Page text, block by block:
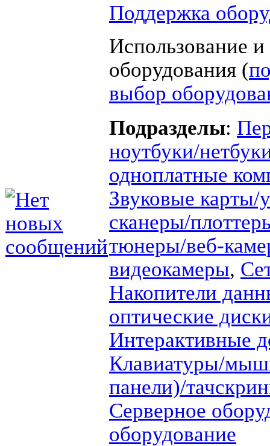
Поддержка
Использование и
оборудования (
выбор
Подразделы:
ноутбуки/
одноплатные
Звуковые карты/
сканеры/
тюнеры/веб-
видеокамеры,
Накопители
оптические
Интерактивные
Клавиатуры/
панели)/
Серверное
оборудование